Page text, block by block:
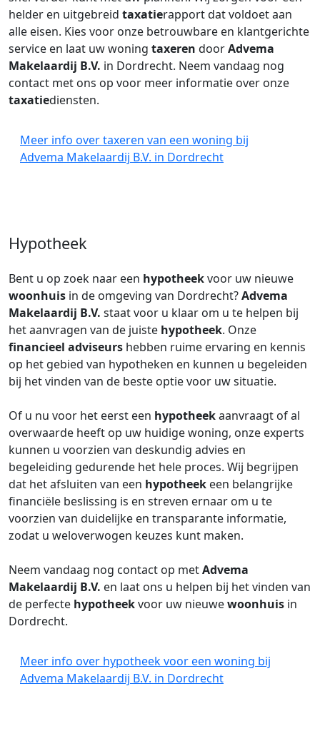
helder en uitgebreid taxatierapport dat voldoet aan
alle eisen. Kies voor onze betrouwbare en klantgerichte
service en laat uw woning taxeren doorAdvema
Makelaardij B.V. in Dordrecht. Neem vandaag nog
contact met ons op voor meer informatie over onze
taxatiediensten.
Meer info over taxeren van een woning bij
Advema Makelaardij B.V. in Dordrecht
Hypotheek
Bent u op zoek naar een hypotheekvoor uw nieuwe
woonhuis in de omgeving van Dordrecht?Advema
Makelaardij B.V. staat voor u klaar om u te helpen bij
het aanvragen van de juiste hypotheek. Onze
financieel adviseurs hebben ruime ervaring en kennis
op het gebied van hypotheken en kunnen u begeleiden
bij het vinden van de beste optie voor uw situatie.
Of u nu voor het eerst een hypotheekaanvraagt of al
overwaarde heeft op uw huidige woning, onze experts
kunnen u voorzien van deskundig advies en
begeleiding gedurende het hele proces. Wij begrijpen
dat het afsluiten van een hypotheek een belangrijke
financiële beslissing is en streven ernaar om u te
voorzien van duidelijke en transparante informatie,
zodat u weloverwogen keuzes kunt maken.
Neem vandaag nog contact op metAdvema
Makelaardij B.V. en laat ons u helpen bij het vinden van
de perfecte hypotheekvoor uw nieuwewoonhuis in
Dordrecht.
Meer info over hypotheek voor een woning bij
Advema Makelaardij B.V. in Dordrecht